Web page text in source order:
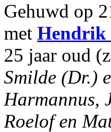
Gehuwd op
met Hendrik
25 jaar oud
Smilde (Dr.)
Harmannus,
Roelof en